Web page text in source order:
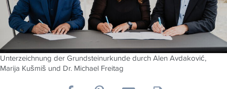
Unterzeichnung der Grundsteinurkunde durch Alen Avdaković,
Marija Kušmiš und Dr. Michael Freitag